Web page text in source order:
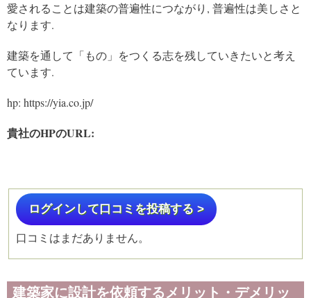
愛されることは建築の普遍性につながり, 普遍性は美しさと
なります.
建築を通して「もの」をつくる志を残していきたいと考え
ています.
hp: https://yia.co.jp/
貴社のHPのURL:
ログインして口コミを投稿する >
口コミはまだありません。
建築家に設計を依頼するメリット・デメリッ